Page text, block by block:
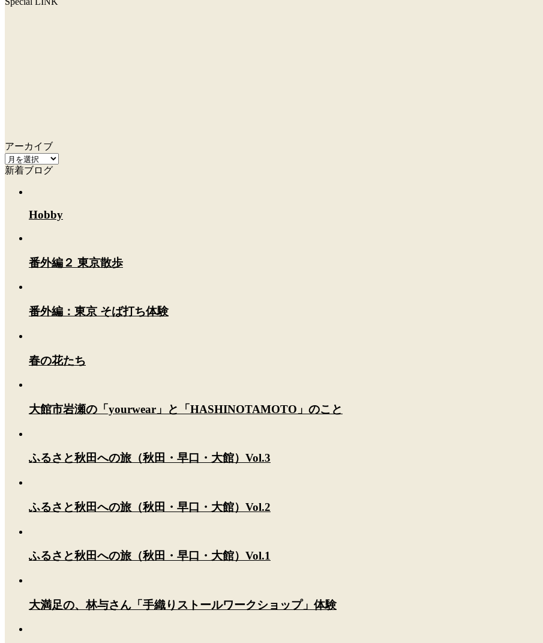
アーカイブ
ア
ー
新着ブログ
Hobby
番外編２ 東京散歩
番外編：東京 そば打ち体験
春の花たち
大館市岩瀬の「yourwear」と「HASHINOTAMOTO」のこと
ふるさと秋田への旅（秋田・早口・大館）Vol.3
ふるさと秋田への旅（秋田・早口・大館）Vol.2
ふるさと秋田への旅（秋田・早口・大館）Vol.1
大満足の、林与さん「手織りストールワークショップ」体験